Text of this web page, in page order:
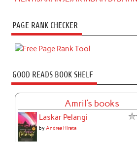
PAGE RANK CHECKER
GOOD READS BOOK SHELF
Amril's books
Laskar Pelangi
byAndrea Hirata